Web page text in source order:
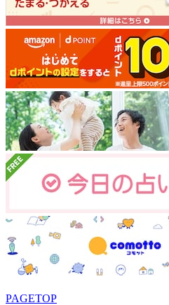
PAGETOP